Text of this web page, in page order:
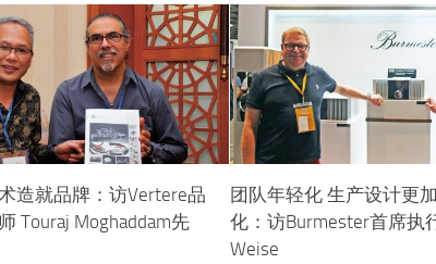
造就品牌：访Vertere品
Touraj Moghaddam先
团队年轻化 生产设计更
化：访Burmester首席执
Weise